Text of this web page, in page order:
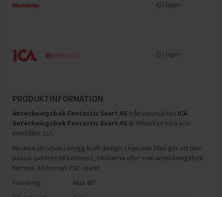
Ej i lager
Webbpriser Ej i lager
PRODUKTINFORMATION
Anteckningsbok Fantastic Svart A5 från varumärket ICA.
Anteckningsbok Fantastic Svart A5 är tillverkad Kina och
innehåller 1st.
Modern skrivbok i snygg kraft design. Linjerade blad gör att den
passar perfekt till kontoret, studierna eller som anteckningsbok
hemma. A5 format. FSC-märkt.
Förvaring:
Max 40°